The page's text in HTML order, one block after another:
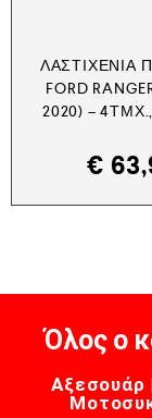
ΛΑΣΤΙΧΈΝΙΑ
FORD
2020) – 4ΤΜΧ.,
€
Όλος ο
Αξεσουάρ